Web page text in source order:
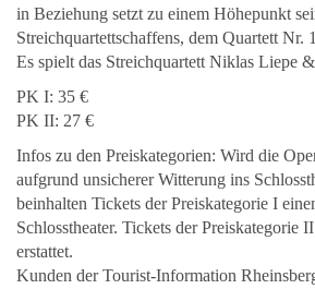
in Beziehung setzt zu einem Höhepunkt
Streichquartettschaffens, dem Quartett Nr.
Es spielt das Streichquartett Niklas Liepe
PK I: 35 €
PK II: 27 €
Infos zu den Preiskategorien: Wird die
aufgrund unsicherer Witterung ins
beinhalten Tickets der Preiskategorie I
Schlosstheater. Tickets der Preiskategorie
erstattet.
Kunden der Tourist-Information